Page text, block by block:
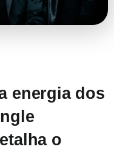
energia dos
o